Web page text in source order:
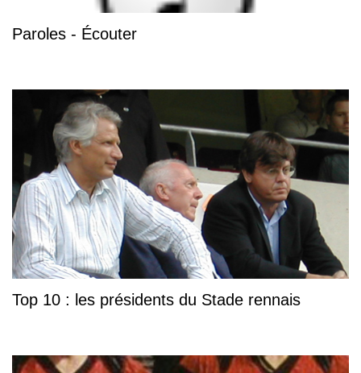
Paroles - Écouter
Top 10 : les présidents du Stade rennais